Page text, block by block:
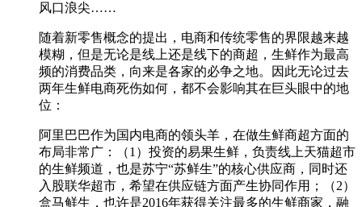
风口浪尖……
随着新零售概念的提出，电商和传统零售的界限越来越
模糊，但是无论是线上还是线下的商超，生鲜作为最高
频的消费品类，向来是各家的必争之地。因此无论过去
两年生鲜电商死伤如何，都不会影响其在巨头眼中的地
位：
阿里巴巴作为国内电商的领头羊，在做生鲜商超方面的
布局非常广：（1）投资的易果生鲜，负责线上天猫超市
的生鲜频道，也是苏宁“苏鲜生”的核心供应商，同时还
入股联华超市，希望在供应链方面产生协同作用；（2）
盒马鲜生，也许是2016年获得关注最多的生鲜商家，融